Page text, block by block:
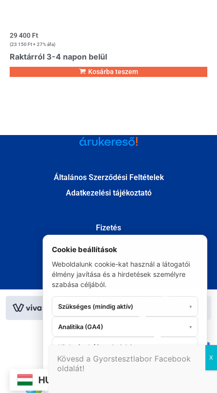
29 400 Ft
(23 150Ft+ 27% áfa)
Raktárról 3-4 napon belül
Kosárba teszem
Általános Szerződési Feltételek
Adatkezelési tájékoztató
Fizetés
Elállás
© Minden jog fenntartva 2020
HU
Kövesd a Gyorstesztlabor Facebook
oldalát!
Cookie beállítások
Weboldalunk cookie-kat használ a látogatói
élmény javítása és a hirdetések személyre
szabása céljából.
Szükséges (mindig aktív) ▾
Analitika (GA4) ▾
Hirdetések (Google Ads)
Mindent